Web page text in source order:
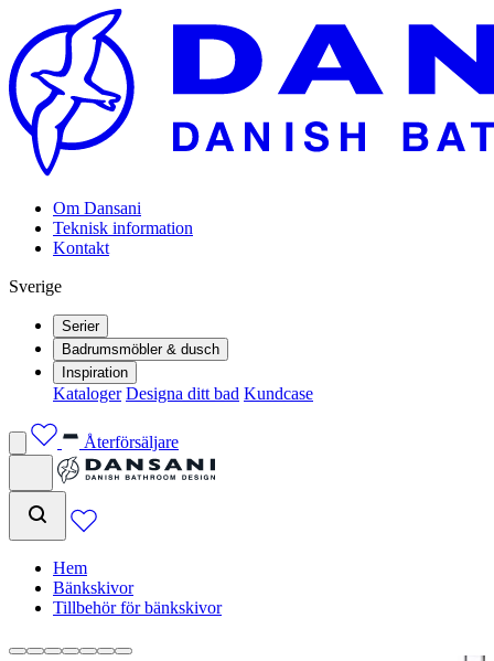
Om Dansani
Teknisk information
Kontakt
Sverige
Serier
Badrumsmöbler & dusch
Inspiration
Kataloger Designa ditt bad Kundcase
Återförsäljare
Hem
Bänkskivor
Tillbehör för bänkskivor